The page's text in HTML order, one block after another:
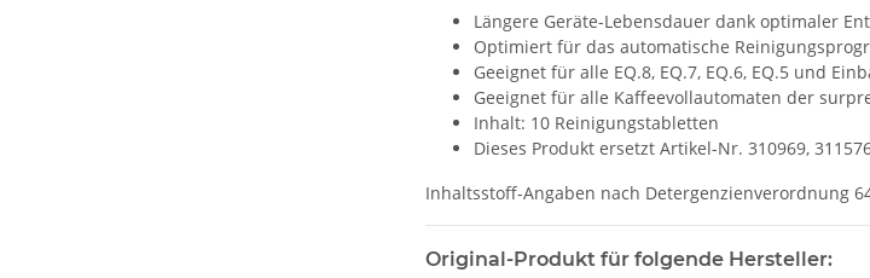
Längere Geräte-Lebensdauer dank optimaler
Optimiert für das automatische
Geeignet für alle EQ.8, EQ.7, EQ.6, EQ.5 und
Geeignet für alle Kaffeevollautomaten der
Inhalt: 10 Reinigungstabletten
Dieses Produkt ersetzt Artikel-Nr. 310969,
Inhaltsstoff-Angaben nach Detergenzienverordnung
Original-Produkt für folgende Hersteller: